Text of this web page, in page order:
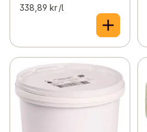
338,89 kr /l